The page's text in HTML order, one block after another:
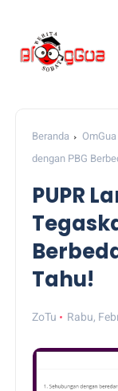
Beranda OmGua
dengan PBG
PUPR
Tahu!
ZoTu Rabu,